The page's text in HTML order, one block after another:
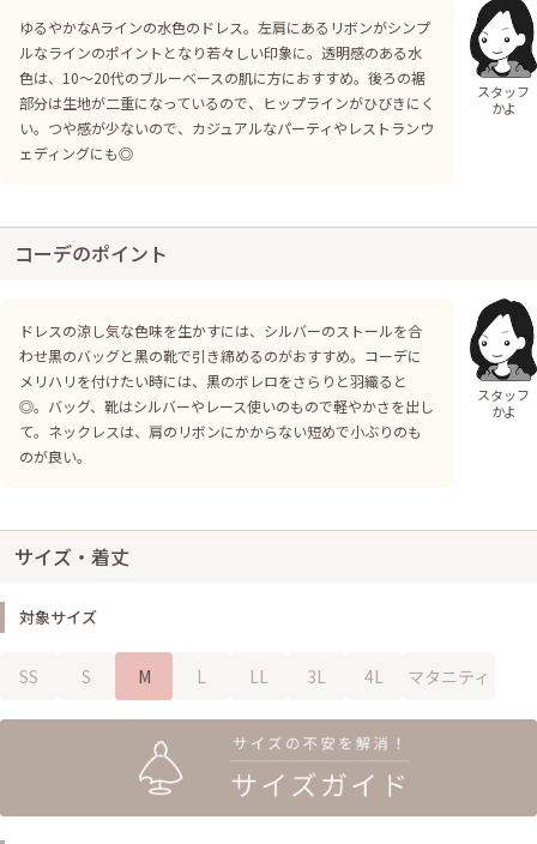
ゆるやかなAラインの水色のドレス。左肩にあるリボンがシンプ
ルなラインのポイントとなり若々しい印象に。透明感のある水
色は、10〜20代のブルーベースの肌に方におすすめ。後ろの裾
部分は生地が二重になっているので、ヒップラインがひびきにく
い。つや感が少ないので、カジュアルなパーティやレストランウ
ェディングにも◎
スタッフ
かよ
コーデのポイント
ドレスの涼し気な色味を生かすには、シルバーのストールを合
わせ黒のバッグと黒の靴で引き締めるのがおすすめ。コーデに
メリハリを付けたい時には、黒のボレロをさらりと羽織ると
◎。バッグ、靴はシルバーやレース使いのもので軽やかさを出し
て。ネックレスは、肩のリボンにかからない短めで小ぶりのも
のが良い。
スタッフ
かよ
サイズ・着丈
対象サイズ
SS S M L LL 3L 4L マタニティ